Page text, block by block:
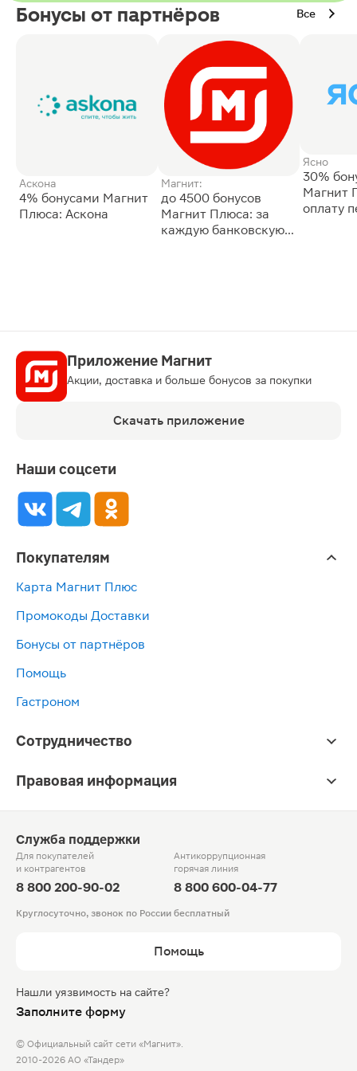
Бонусы от партнёров Все
Аскона
4% бонусами Магнит
Плюса: Аскона
Магнит:
до 4500 бонусов
Магнит Плюса: за
каждую банковскую
Ясно
30%
Магнит
оплату
Приложение Магнит
Акции, доставка и больше бонусов за покупки
Скачать приложение
Наши соцсети
Покупателям
Карта Магнит Плюс
Промокоды Доставки
Бонусы от партнёров
Помощь
Гастроном
Сотрудничество
Правовая информация
Служба поддержки
Для покупателей
и контрагентов
8 800 200-90-02
Антикоррупционная
горячая линия
8 800 600-04-77
Круглосуточно, звонок по России бесплатный
Помощь
Нашли уязвимость на сайте?
Заполните форму
© Официальный сайт сети «Магнит».
2010-2026 АО «Тандер»